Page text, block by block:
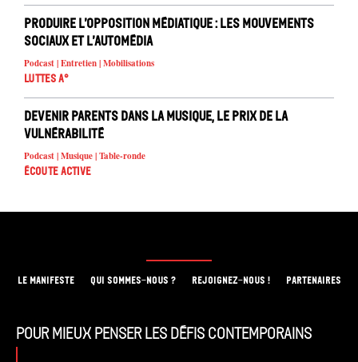
Produire l’opposition médiatique : les mouvements
sociaux et l’automédia
Podcast | Entretien | Mobilisations
Luttes A°
Devenir parents dans la musique, le prix de la
vulnérabilité
Podcast | Musique | Table-ronde
Écoute active
LE MANIFESTE QUI SOMMES-NOUS ? REJOIGNEZ-NOUS ! PARTENAIRES
Pour mieux penser les défis contemporains